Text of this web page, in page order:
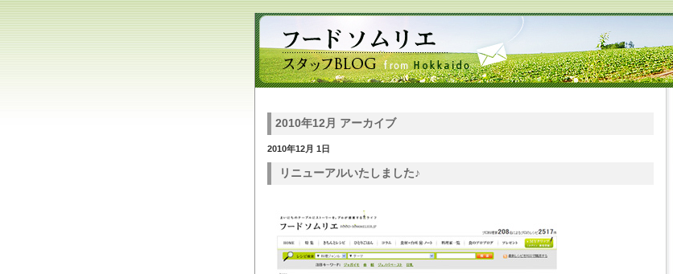
2010年12月 アーカイブ
2010年12月 1日
リニューアルいたしました♪